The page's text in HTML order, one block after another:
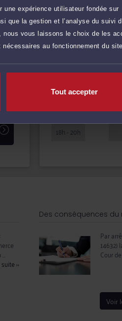
une expérience utilisateur fondée sur
que la gestion et l’analyse du suivi
vous laissons le choix de les
au fonctionnement du
Tout accepter
HORAIRES LUN MAR
08h - 10h
10h - 12h
12h - 14h
14h - 16h
16h - 18h
18h - 20h
suite››
Des conséquences du
Par
14632)
Cour
Voir